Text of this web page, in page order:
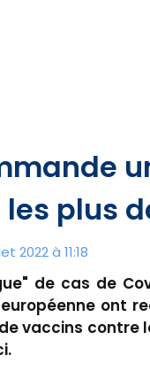
plus
2022 à 11:18
de cas de
ont
vaccins contre